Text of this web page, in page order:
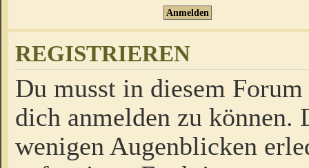
REGISTRIEREN
Du musst in diesem
dich anmelden zu
wenigen Augenblicken